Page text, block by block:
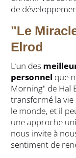
de
"Le
Elrod
L’un des
personnel que
Morning" de Hal
transformé la
le monde, et il
une approche
nous invite à
sentiment de